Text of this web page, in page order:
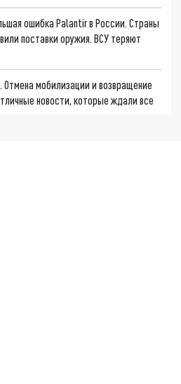
ошибка Palantir в России. Страны
поставки оружия. ВСУ теряют
Отмена мобилизации и возвращение
новости, которые ждали все